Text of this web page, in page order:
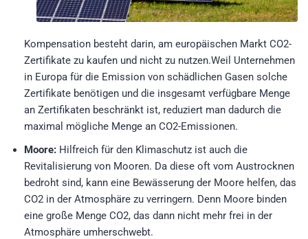
Kompensation besteht darin, am europäischen Markt CO2-
Zertifikate zu kaufen und nicht zu nutzen.Weil Unternehmen
in Europa für die Emission von schädlichen Gasen solche
Zertifikate benötigen und die insgesamt verfügbare Menge
an Zertifikaten beschränkt ist, reduziert man dadurch die
maximal mögliche Menge an CO2-Emissionen.
Moore: Hilfreich für den Klimaschutz ist auch die
Revitalisierung von Mooren. Da diese oft vom Austrocknen
bedroht sind, kann eine Bewässerung der Moore helfen, das
CO2 in der Atmosphäre zu verringern. Denn Moore binden
eine große Menge CO2, das dann nicht mehr frei in der
Atmosphäre umherschwebt.